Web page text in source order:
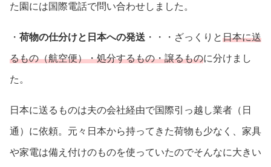
た園には国際電話で問い合わせしました。
・ 荷物の仕分けと日本への発送 ・・・ざっくりと日本に送
るもの（航空便）・処分するもの・譲るものに分けまし
た。
日本に送るものは夫の会社経由で国際引っ越し業者（日
通）に依頼。元々日本から持ってきた荷物も少なく、家具
や家電は備え付けのものを使っていたのでそんなに大きい